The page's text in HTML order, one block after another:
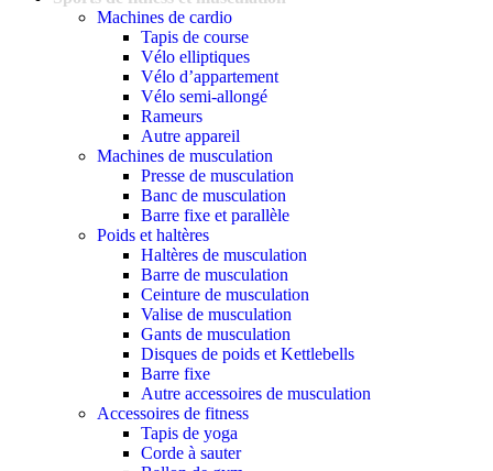
Machines de cardio
Tapis de course
Vélo elliptiques
Vélo d’appartement
Vélo semi-allongé
Rameurs
Autre appareil
Machines de musculation
Presse de musculation
Banc de musculation
Barre fixe et parallèle
Poids et haltères
Haltères de musculation
Barre de musculation
Ceinture de musculation
Valise de musculation
Gants de musculation
Disques de poids et Kettlebells
Barre fixe
Autre accessoires de musculation
Accessoires de fitness
Tapis de yoga
Corde à sauter